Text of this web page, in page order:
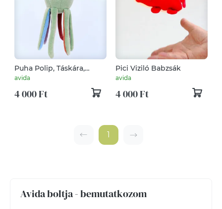
Avida boltja - bemutatkozom
Puha Polip, Táskára,
Hátizsákra, Babakocsira
Lábasfejű Plüssjáték
avida
4 000 Ft
Pici Viziló Babzsák
avida
4 000 Ft
1